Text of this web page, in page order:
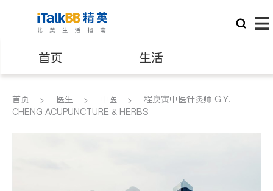
首页 生活
医生 律师
首页 医生 中医
程庚寅中医针灸师 G.Y.
CHENG ACUPUNCTURE & HERBS